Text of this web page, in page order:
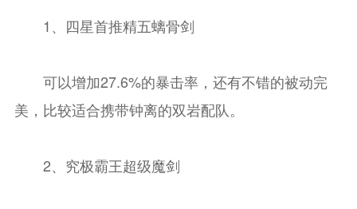
1、四星首推精五螭骨剑
可以增加27.6%的暴击率，还有不错的被动完
美，比较适合携带钟离的双岩配队。
2、究极霸王超级魔剑